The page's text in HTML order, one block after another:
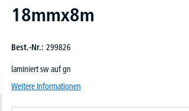
18mmx8m
Best.-Nr.: 299826
laminiert sw auf gn
Weitere Informationen